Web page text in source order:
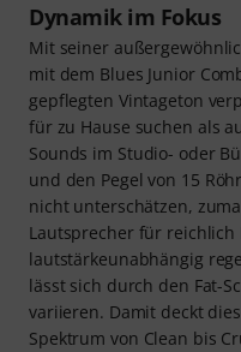
Dynamik im Fokus
Mit seiner
mit dem Blues Junior
gepflegten Vintageton
für zu Hause suchen als
Sounds im Studio- oder
und den Pegel von 15
nicht unterschätzen,
Lautsprecher für reichlich
lautstärkeunabhängig
lässt sich durch den Fat-
variieren. Damit deckt
Spektrum von Clean bis